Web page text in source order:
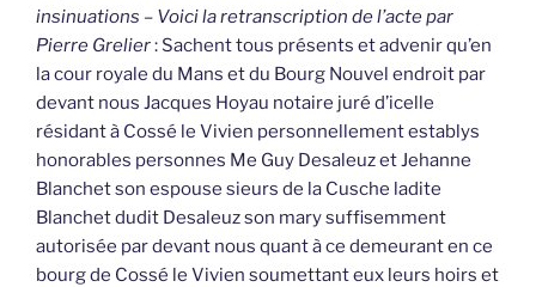
insinuations – Voici la retranscription de l’acte par
Pierre Grelier: Sachent tous présents et advenir qu’en
la cour royale du Mans et du Bourg Nouvel endroit par
devant nous Jacques Hoyau notaire juré d’icelle
résidant à Cossé le Vivien personnellement establys
honorables personnes Me Guy Desaleuz et Jehanne
Blanchet son espouse sieurs de la Cusche ladite
Blanchet dudit Desaleuz son mary suffisemment
autorisée par devant nous quant à ce demeurant en ce
bourg de Cossé le Vivien soumettant eux leurs hoirs et